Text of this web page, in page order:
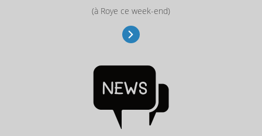
(à Roye ce week-end)